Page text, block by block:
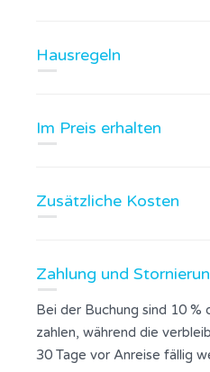
Hausregeln
Im Preis erhalten
Zusätzliche Kosten
Zahlung und
Bei der Buchung sind 10 %
zahlen, während die
30 Tage vor Anreise fällig